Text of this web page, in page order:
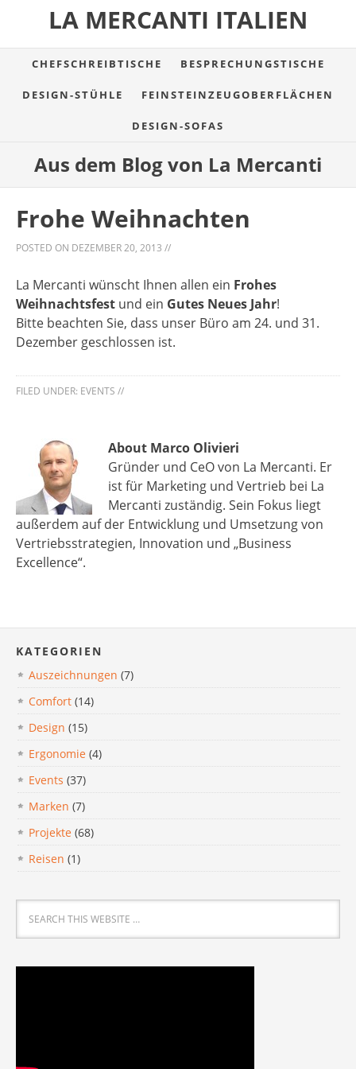
LA MERCANTI ITALIEN
CHEFSCHREIBTISCHE BESPRECHUNGSTISCHE
DESIGN-STÜHLE FEINSTEINZEUGOBERFLÄCHEN
DESIGN-SOFAS
Aus dem Blog von La Mercanti
Frohe Weihnachten
POSTED ON DEZEMBER 20, 2013 //
La Mercanti wünscht Ihnen allen ein Frohes
Weihnachtsfest und ein Gutes Neues Jahr!
Bitte beachten Sie, dass unser Büro am 24. und 31.
Dezember geschlossen ist.
FILED UNDER: EVENTS //
About Marco Olivieri
Gründer und CeO von La Mercanti. Er
ist für Marketing und Vertrieb bei La
Mercanti zuständig. Sein Fokus liegt
außerdem auf der Entwicklung und Umsetzung von
Vertriebsstrategien, Innovation und „Business
Excellence“.
KATEGORIEN
Auszeichnungen (7)
Comfort (14)
Design (15)
Ergonomie (4)
Events (37)
Marken (7)
Projekte (68)
Reisen (1)